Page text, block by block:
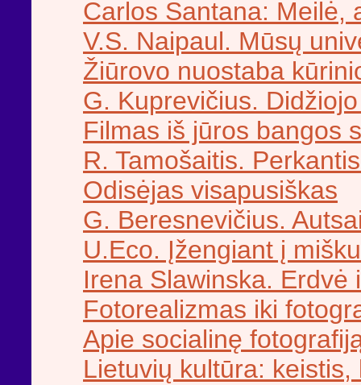
Carlos Santana: Meilė,
V.S. Naipaul. Mūsų
Žiūrovo nuostaba
G. Kuprevičius.
Filmas iš jūros bangos
R. Tamošaitis.
Odisėjas visapusiškas
G. Beresnevičius.
U.Eco. Įžengiant į
Irena Slawinska. Erdvė
Fotorealizmas iki
Apie socialinę
Lietuvių kultūra: